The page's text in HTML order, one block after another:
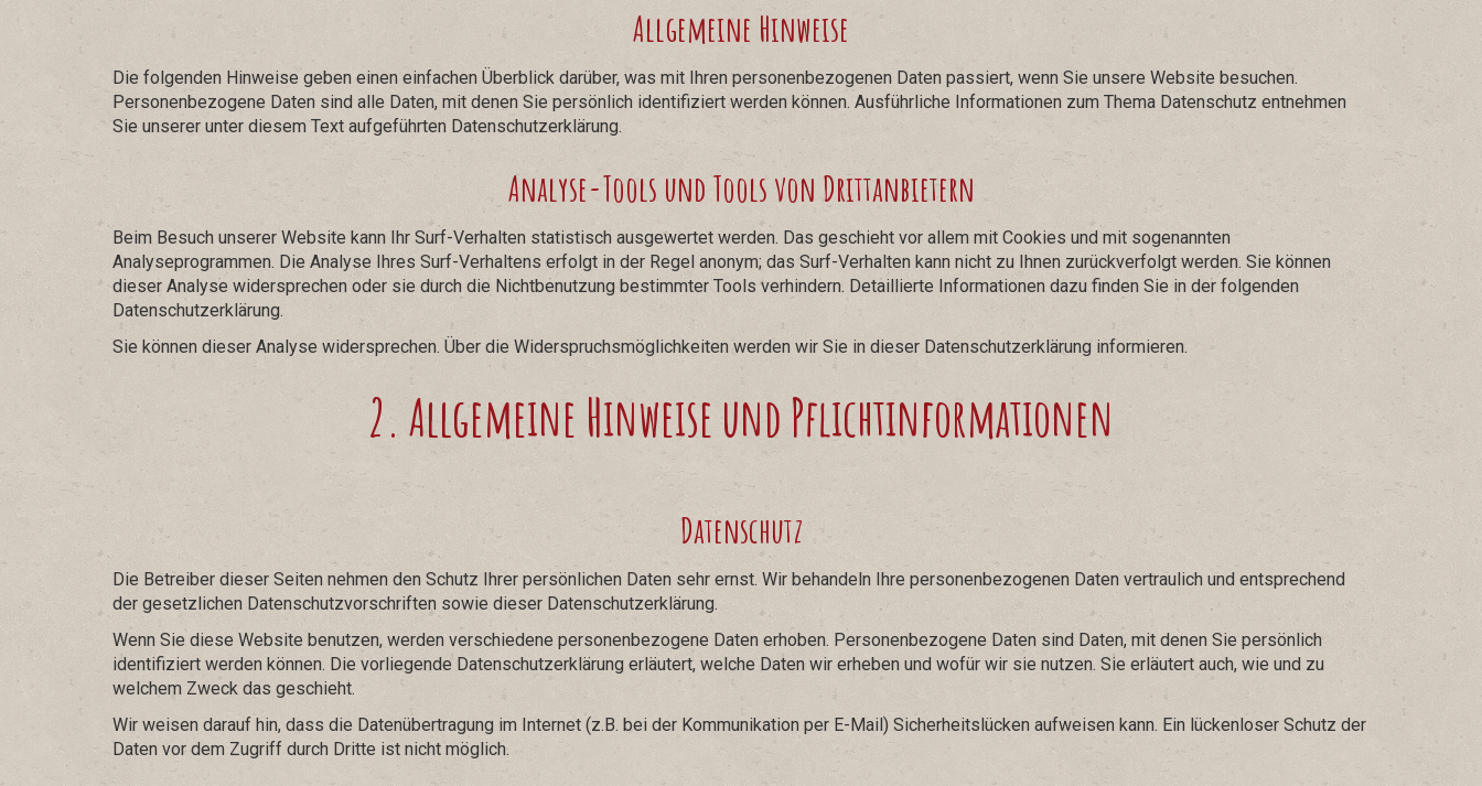
Allgemeine Hinweise
Die folgenden Hinweise geben einen einfachen Überblick darüber, was mit Ihren personenbezogenen Daten passiert, wenn Sie unsere Website besuchen.
Personenbezogene Daten sind alle Daten, mit denen Sie persönlich identifiziert werden können. Ausführliche Informationen zum Thema Datenschutz entnehmen
Sie unserer unter diesem Text aufgeführten Datenschutzerklärung.
Analyse-Tools und Tools von Drittanbietern
Beim Besuch unserer Website kann Ihr Surf-Verhalten statistisch ausgewertet werden. Das geschieht vor allem mit Cookies und mit sogenannten
Analyseprogrammen. Die Analyse Ihres Surf-Verhaltens erfolgt in der Regel anonym; das Surf-Verhalten kann nicht zu Ihnen zurückverfolgt werden. Sie können
dieser Analyse widersprechen oder sie durch die Nichtbenutzung bestimmter Tools verhindern. Detaillierte Informationen dazu finden Sie in der folgenden
Datenschutzerklärung.
Sie können dieser Analyse widersprechen. Über die Widerspruchsmöglichkeiten werden wir Sie in dieser Datenschutzerklärung informieren.
2. Allgemeine Hinweise und Pflichtinformationen
Datenschutz
Die Betreiber dieser Seiten nehmen den Schutz Ihrer persönlichen Daten sehr ernst. Wir behandeln Ihre personenbezogenen Daten vertraulich und entsprechend
der gesetzlichen Datenschutzvorschriften sowie dieser Datenschutzerklärung.
Wenn Sie diese Website benutzen, werden verschiedene personenbezogene Daten erhoben. Personenbezogene Daten sind Daten, mit denen Sie persönlich
identifiziert werden können. Die vorliegende Datenschutzerklärung erläutert, welche Daten wir erheben und wofür wir sie nutzen. Sie erläutert auch, wie und zu
welchem Zweck das geschieht.
Wir weisen darauf hin, dass die Datenübertragung im Internet (z.B. bei der Kommunikation per E-Mail) Sicherheitslücken aufweisen kann. Ein lückenloser Schutz der
Daten vor dem Zugriff durch Dritte ist nicht möglich.